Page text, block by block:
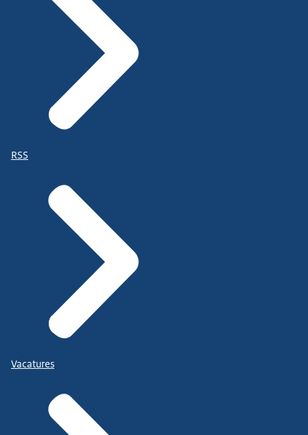
RSS
Vacatures